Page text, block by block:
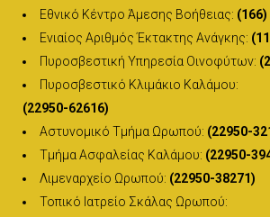
Εθνικό Κέντρο Άμεσης Βοήθειας: (166)
Ενιαίος Αριθμός Έκτακτης Ανάγκης:
Πυροσβεστική Υπηρεσία Οινοφύτων:
Πυροσβεστικό Κλιμάκιο Καλάμου:
(22950-62616)
Αστυνομικό Τμήμα Ωρωπού: (22950-
Τμήμα Ασφαλείας Καλάμου: (22950-
Λιμεναρχείο Ωρωπού: (22950-38271)
Τοπικό Ιατρείο Σκάλας Ωρωπού: